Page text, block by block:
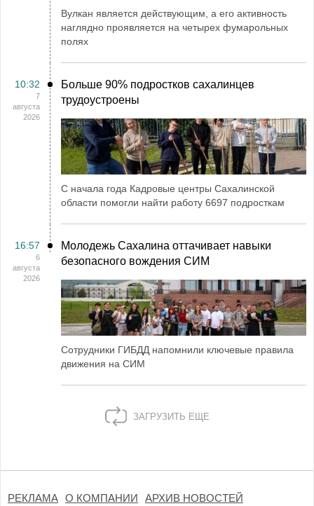
Вулкан является действующим, а его активность
наглядно проявляется на четырех фумарольных
полях
10:32
7
августа
2026
Больше 90% подростков сахалинцев
трудоустроены
С начала года Кадровые центры Сахалинской
области помогли найти работу 6697 подросткам
16:57
6
августа
2026
Молодежь Сахалина оттачивает навыки
безопасного вождения СИМ
Сотрудники ГИБДД напомнили ключевые правила
движения на СИМ
ЗАГРУЗИТЬ ЕЩЕ
РЕКЛАМА О КОМПАНИИ АРХИВ НОВОСТЕЙ